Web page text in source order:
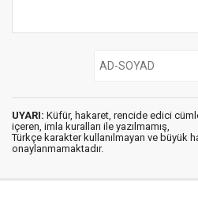
UYARI: Küfür, hakaret, rencide edici
içeren, imla kuralları ile yazılmamış,
Türkçe karakter kullanılmayan ve büyük
onaylanmamaktadır.